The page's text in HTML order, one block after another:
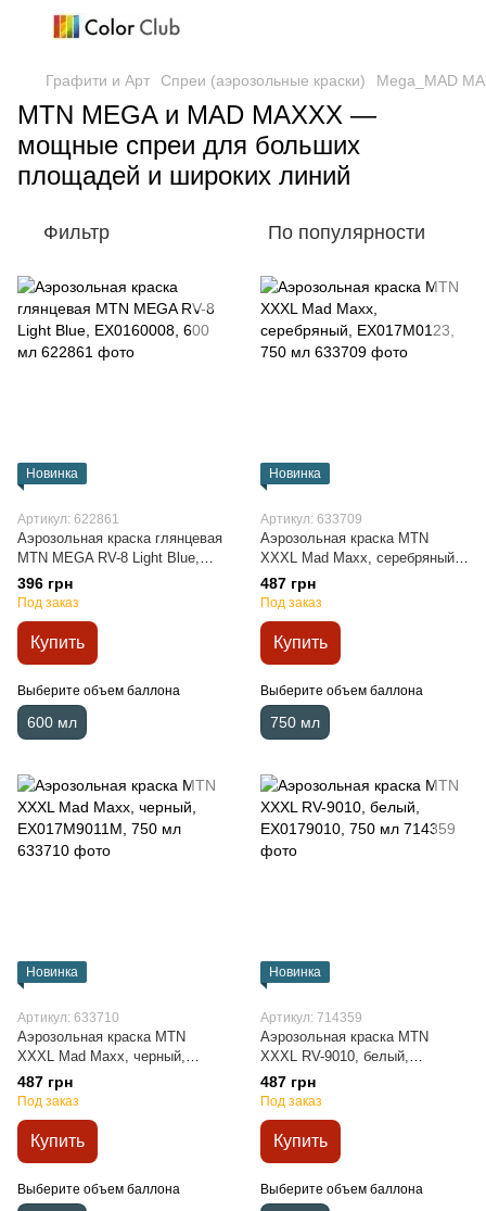
Графити и Арт Спреи (аэрозольные краски) Mega_MAD
MTN MEGA и MAD MAXXX —
мощные спреи для больших
площадей и широких линий
Фильтр По популярности
Новинка
Артикул: 622861
Аэрозольная краска глянцевая
MTN MEGA RV-8 Light Blue,
EX0160008, 600 мл
396 грн
Под заказ
Купить
Выберите объем баллона
600 мл
Новинка
Артикул: 633709
Аэрозольная краска MTN
XXXL Mad Maxx, серебряный,
EX017M0123, 750 мл
487 грн
Под заказ
Купить
Выберите объем баллона
750 мл
Новинка
Артикул: 633710
Аэрозольная краска MTN
XXXL Mad Maxx, черный,
EX017M9011M, 750 мл
487 грн
Под заказ
Купить
Выберите объем баллона
Новинка
Артикул: 714359
Аэрозольная краска MTN
XXXL RV-9010, белый,
EX0179010, 750 мл
487 грн
Под заказ
Купить
Выберите объем баллона